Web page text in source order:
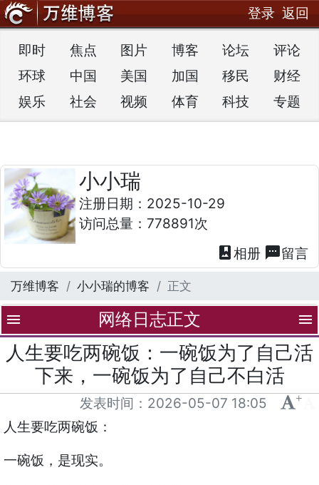
登录 返回
即时 焦点 图片 博客 论坛
评论
环球
中国 美国 加国 移民
财经
娱乐
社会 视频 体育 科技 专题
小小瑞
注册日期：2025-10-29
访问总量：778891次
photo_album 相册 textsms留言
万维博客 小小瑞的博客 正文
menu 网络日志正文 menu
人生要吃两碗饭：一碗饭为了自己活
下来，一碗饭为了自己不白活
发表时间： 2026-05-07 18:05 +
人生要吃两碗饭：
一碗饭，是现实。